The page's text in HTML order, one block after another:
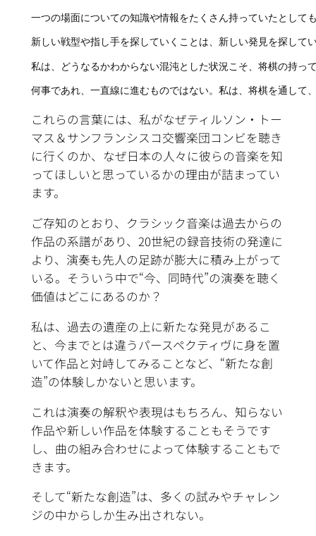
一つの場面についての知識や情報をたくさん持っていたとして
新しい戦型や指し手を探していくことは、新しい発見を探し
私は、どうなるかわからない混沌とした状況こそ、将棋の持っ
何事であれ、一直線に進むものではない。私は、将棋を通して
これらの言葉には、私がなぜティルソン・トー
マス＆サンフランシスコ交響楽団コンビを聴き
に行くのか、なぜ日本の人々に彼らの音楽を知
ってほしいと思っているかの理由が詰まってい
ます。
ご存知のとおり、クラシック音楽は過去からの
作品の系譜があり、20世紀の録音技術の発達に
より、演奏も先人の足跡が膨大に積み上がって
いる。そういう中で“今、同時代”の演奏を聴く
価値はどこにあるのか？
私は、過去の遺産の上に新たな発見があるこ
と、今までとは違うパースペクティヴに身を置
いて作品と対峙してみることなど、“新たな創
造”の体験しかないと思います。
これは演奏の解釈や表現はもちろん、知らない
作品や新しい作品を体験することもそうです
し、曲の組み合わせによって体験することもで
きます。
そして“新たな創造”は、多くの試みやチャレン
ジの中からしか生み出されない。